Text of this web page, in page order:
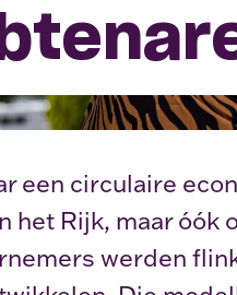
een circulaire
het Rijk, maar
werden